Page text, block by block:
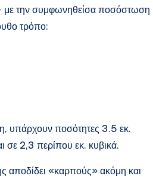
την συμφωνηθείσα ποσόστωση
τρόπο:
υπάρχουν ποσότητες 3.5 εκ.
σε 2,3 περίπου εκ. κυβικά.
αποδίδει «καρπούς» ακόμη και